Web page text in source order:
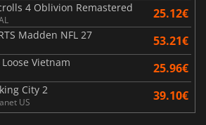
4 Oblivion Remastered 25.12€
Madden NFL 27 53.21€
Vietnam 25.96€
City 2
US 39.10€